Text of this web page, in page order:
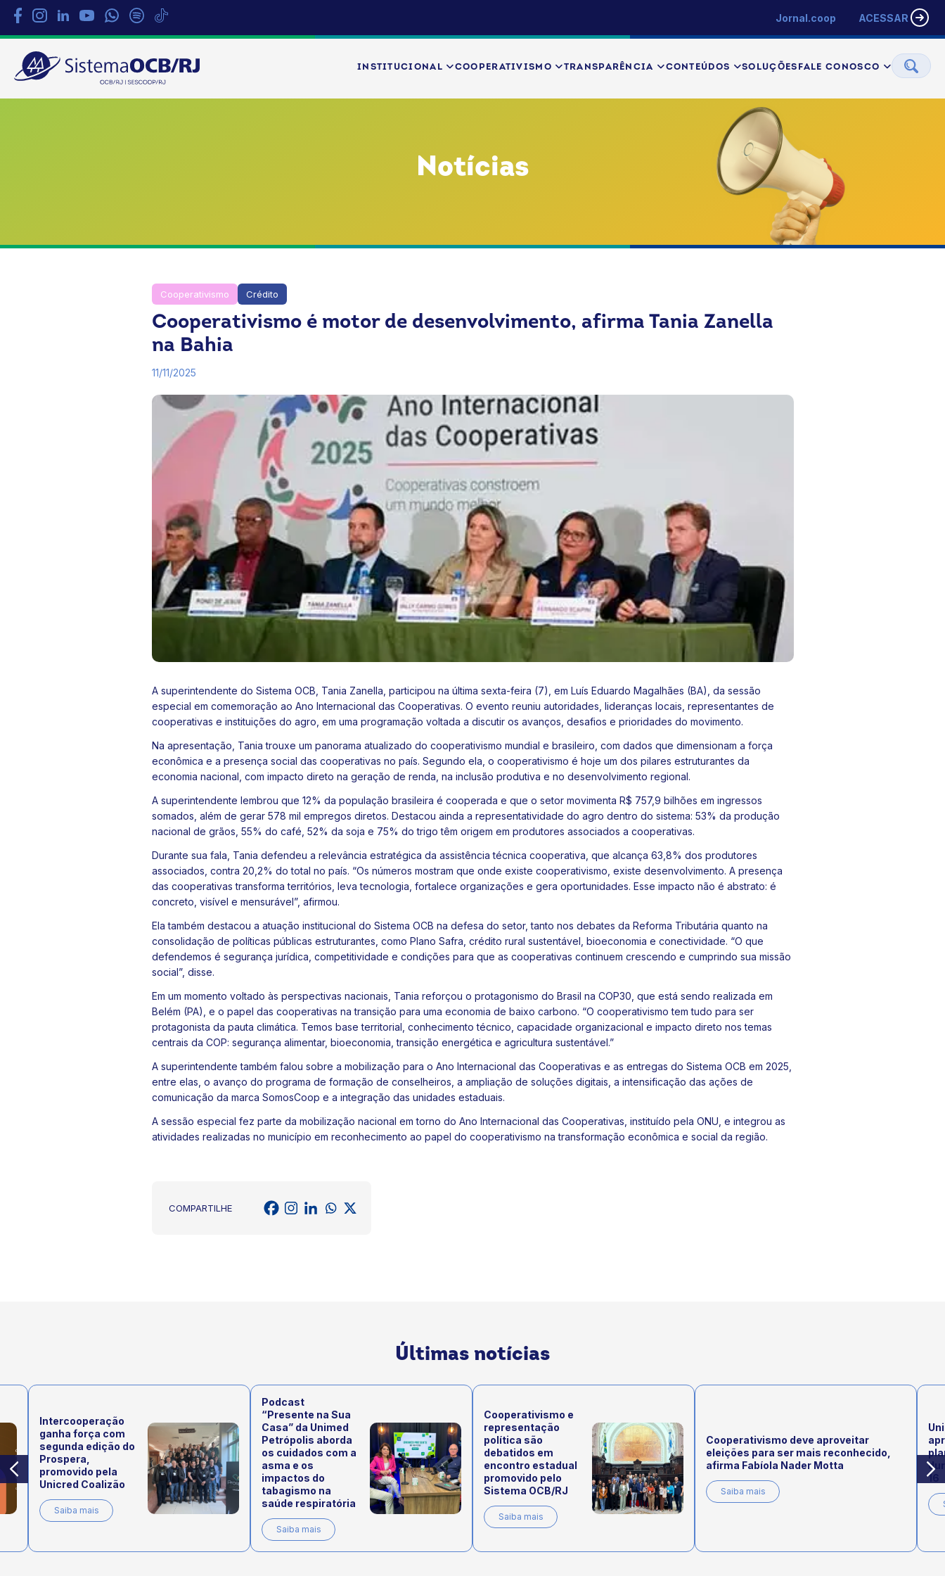
Jornal.coop ACESSAR
Sistema
INSTITUCIONAL COOPERATIVISMO TRANSPARÊNCIA CONTEÚDOS SOLUÇÕES FALE CONOSCO
Notícias
Cooperativismo Crédito
Cooperativismo é motor de desenvolvimento, afirma Tania Zanella
na Bahia
11/11/2025
A superintendente do Sistema OCB, Tania Zanella, participou na última sexta-feira (7), em Luís Eduardo Magalhães (BA), da sessão
especial em comemoração ao Ano Internacional das Cooperativas. O evento reuniu autoridades, lideranças locais, representantes de
cooperativas e instituições do agro, em uma programação voltada a discutir os avanços, desafios e prioridades do movimento.
Na apresentação, Tania trouxe um panorama atualizado do cooperativismo mundial e brasileiro, com dados que dimensionam a força
econômica e a presença social das cooperativas no país. Segundo ela, o cooperativismo é hoje um dos pilares estruturantes da
economia nacional, com impacto direto na geração de renda, na inclusão produtiva e no desenvolvimento regional.
A superintendente lembrou que 12% da população brasileira é cooperada e que o setor movimenta R$ 757,9 bilhões em ingressos
somados, além de gerar 578 mil empregos diretos. Destacou ainda a representatividade do agro dentro do sistema: 53% da produção
nacional de grãos, 55% do café, 52% da soja e 75% do trigo têm origem em produtores associados a cooperativas.
Durante sua fala, Tania defendeu a relevância estratégica da assistência técnica cooperativa, que alcança 63,8% dos produtores
associados, contra 20,2% do total no país. “Os números mostram que onde existe cooperativismo, existe desenvolvimento. A presença
das cooperativas transforma territórios, leva tecnologia, fortalece organizações e gera oportunidades. Esse impacto não é abstrato: é
concreto, visível e mensurável”, afirmou.
Ela também destacou a atuação institucional do Sistema OCB na defesa do setor, tanto nos debates da Reforma Tributária quanto na
consolidação de políticas públicas estruturantes, como Plano Safra, crédito rural sustentável, bioeconomia e conectividade. “O que
defendemos é segurança jurídica, competitividade e condições para que as cooperativas continuem crescendo e cumprindo sua missão
social”, disse.
Em um momento voltado às perspectivas nacionais, Tania reforçou o protagonismo do Brasil na COP30 , que está sendo realizada em
Belém (PA), e o papel das cooperativas na transição para uma economia de baixo carbono. “O cooperativismo tem tudo para ser
protagonista da pauta climática. Temos base territorial, conhecimento técnico, capacidade organizacional e impacto direto nos temas
centrais da COP: segurança alimentar, bioeconomia, transição energética e agricultura sustentável.”
A superintendente também falou sobre a mobilização para o Ano Internacional das Cooperativas e as entregas do Sistema OCB em 2025,
entre elas, o avanço do programa de formação de conselheiros, a ampliação de soluções digitais, a intensificação das ações de
comunicação da marca SomosCoop e a integração das unidades estaduais.
A sessão especial fez parte da mobilização nacional em torno do Ano Internacional das Cooperativas, instituído pela ONU , e integrou as
atividades realizadas no município em reconhecimento ao papel do cooperativismo na transformação econômica e social da região.
COMPARTILHE
Últimas notícias
Intercooperação
ganha força com
segunda edição do
Prospera,
promovido pela
Unicred Coalizão
Saiba mais
Podcast
“Presente na Sua
Casa” da Unimed
Petrópolis aborda
os cuidados com a
asma e os
impactos do
tabagismo na
saúde respiratória
Saiba mais
Cooperativismo e
representação
política são
debatidos em
encontro estadual
promovido pelo
Sistema OCB/RJ
Saiba mais
Cooperativismo deve aproveitar
eleições para ser mais reconhecido,
afirma Fabíola Nader Motta
Saiba mais
16